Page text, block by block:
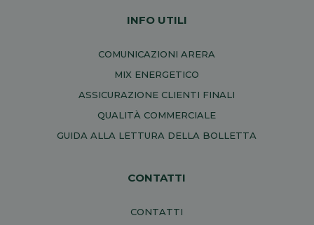
INFO UTILI
COMUNICAZIONI ARERA
MIX ENERGETICO
ASSICURAZIONE CLIENTI FINALI
QUALITÀ COMMERCIALE
GUIDA ALLA LETTURA DELLA BOLLETTA
CONTATTI
CONTATTI